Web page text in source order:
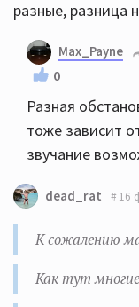
разные, разница
Max_Payne
0
Разная
тоже зависит
звучание
dead_rat 16
К сожалению
Как тут